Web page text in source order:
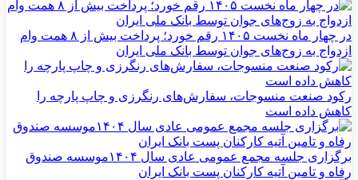
در چهار ماه نخست ۱۴۰۵ رقم خورد؛ پرداخت بیش از ۸ همت وام
ازدواج به زوج‌های جوان توسط بانک ملی ایران
رکود صنعت منسوجات، سفارش‌های رنگرزی و چاپ پارچه را
کاهش داده است
برگزاری جلسه مجمع عمومی عادی سال ۱۴۰۴موسسه صندوق
رفاه و تامین آتیه کارکنان پست بانک ایران